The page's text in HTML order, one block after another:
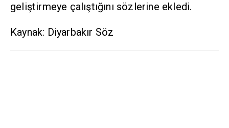
geliştirmeye çalıştığını sözlerine ekledi.
Kaynak: Diyarbakır Söz